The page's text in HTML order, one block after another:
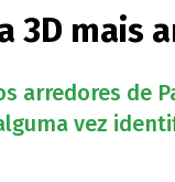
3D mais
arredores de
vez